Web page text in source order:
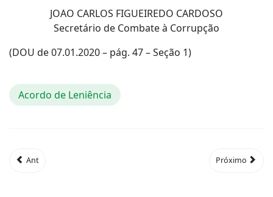
JOAO CARLOS FIGUEIREDO CARDOSO
Secretário de Combate à Corrupção
(DOU de 07.01.2020 – pág. 47 – Seção 1)
Acordo de Leniência
Ant Próximo